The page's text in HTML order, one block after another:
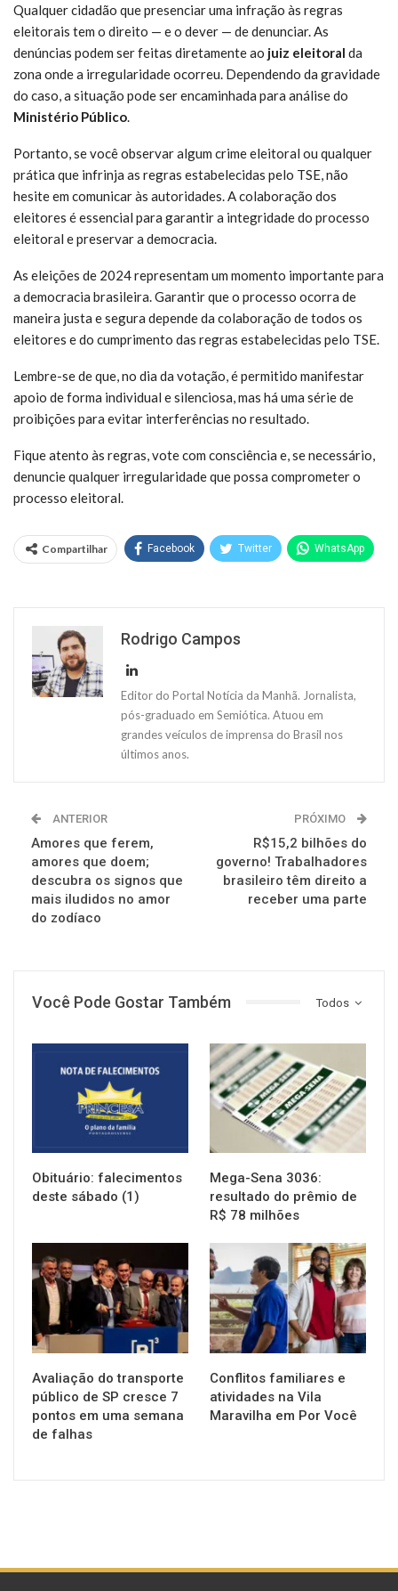
Qualquer cidadão que presenciar uma infração às regras
eleitorais tem o direito — e o dever — de denunciar. As
denúncias podem ser feitas diretamente ao juiz eleitoral da
zona onde a irregularidade ocorreu. Dependendo da gravidade
do caso, a situação pode ser encaminhada para análise do
Ministério Público.
Portanto, se você observar algum crime eleitoral ou qualquer
prática que infrinja as regras estabelecidas pelo TSE, não
hesite em comunicar às autoridades. A colaboração dos
eleitores é essencial para garantir a integridade do processo
eleitoral e preservar a democracia.
As eleições de 2024 representam um momento importante para
a democracia brasileira. Garantir que o processo ocorra de
maneira justa e segura depende da colaboração de todos os
eleitores e do cumprimento das regras estabelecidas pelo TSE.
Lembre-se de que, no dia da votação, é permitido manifestar
apoio de forma individual e silenciosa, mas há uma série de
proibições para evitar interferências no resultado.
Fique atento às regras, vote com consciência e, se necessário,
denuncie qualquer irregularidade que possa comprometer o
processo eleitoral.
Compartilhar Facebook Twitter WhatsApp
Rodrigo Campos
Editor do Portal Notícia da Manhã. Jornalista,
pós-graduado em Semiótica. Atuou em
grandes veículos de imprensa do Brasil nos
últimos anos.
ANTERIOR
Amores que ferem,
amores que doem;
descubra os signos que
mais iludidos no amor
do zodíaco
PRÓXIMO
R$15,2 bilhões do
governo! Trabalhadores
brasileiro têm direito a
receber uma parte
Todos
Você Pode Gostar Também
Obituário: falecimentos
deste sábado (1)
NOTÍCIAS
Mega-Sena 3036:
resultado do prêmio de
R$ 78 milhões
NOTÍCIAS
Avaliação do transporte
público de SP cresce 7
pontos em uma semana
de falhas
NOTÍCIAS
Conflitos familiares e
atividades na Vila
Maravilha em Por Você